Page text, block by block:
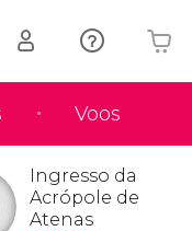
Voos
está vazio
Ingresso da
Acrópole de
Atenas